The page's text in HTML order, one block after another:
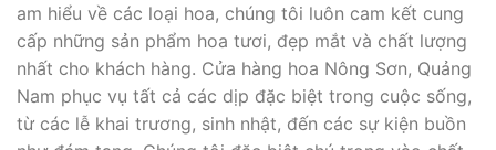
am hiểu về các loại hoa, chúng tôi luôn cam kết cung
cấp những sản phẩm hoa tươi, đẹp mắt và chất lượng
nhất cho khách hàng. Cửa hàng hoa Nông Sơn, Quảng
Nam phục vụ tất cả các dịp đặc biệt trong cuộc sống,
từ các lễ khai trương, sinh nhật, đến các sự kiện buồn